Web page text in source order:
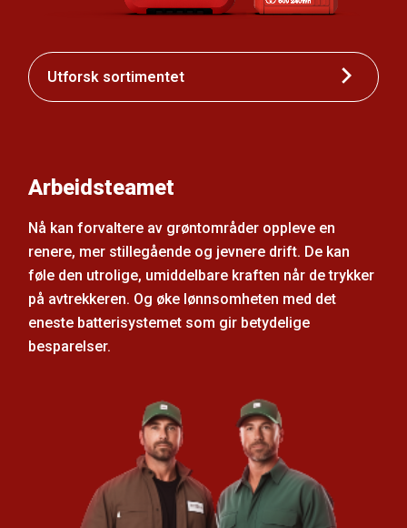
Utforsk sortimentet
Arbeidsteamet
Nå kan forvaltere av grøntområder oppleve en
renere, mer stillegående og jevnere drift. De kan
føle den utrolige, umiddelbare kraften når de trykker
på avtrekkeren. Og øke lønnsomheten med det
eneste batterisystemet som gir betydelige
besparelser.